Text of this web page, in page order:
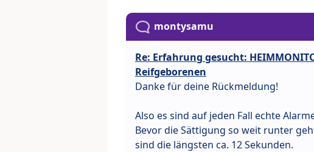
montysamu
Re: Erfahrung gesucht:
Reifgeborenen
Danke für deine Rückmeldung!
Also es sind auf jeden Fall echte
Bevor die Sättigung so weit runter
sind die längsten ca. 12 Sekunden.